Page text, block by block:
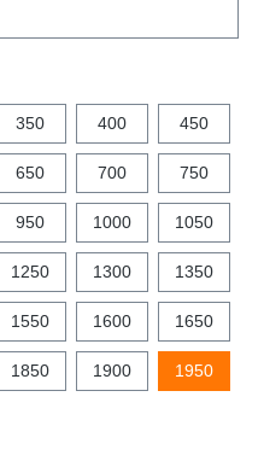
350 400 450
650 700 750
950 1000 1050
1250 1300 1350
1550 1600 1650
1850 1900 1950